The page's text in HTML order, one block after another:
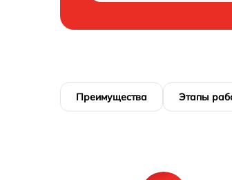
Преимущества Этапы